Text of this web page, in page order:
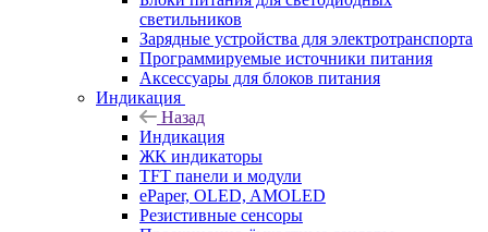
светильников
Зарядные устройства для электротранспорта
Программируемые источники питания
Аксессуары для блоков питания
Индикация
Назад
Индикация
ЖК индикаторы
TFT панели и модули
ePaper, OLED, AMOLED
Резистивные сенсоры